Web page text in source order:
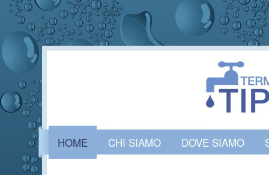
MENU PRINCIPALE
HOME CHI SIAMO DOVE SIAMO